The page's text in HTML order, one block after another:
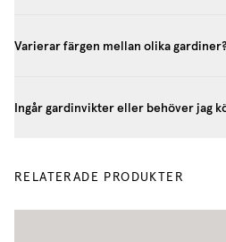
Varierar färgen mellan olika gardiner?
Ingår gardinvikter eller behöver jag
RELATERADE PRODUKTER